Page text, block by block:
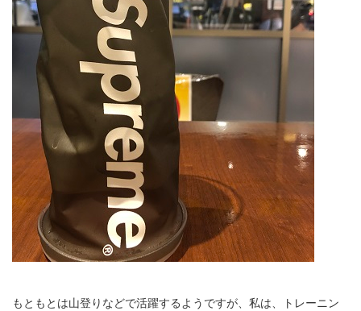
もともとは山登りなどで活躍するようですが、私は、トレーニン